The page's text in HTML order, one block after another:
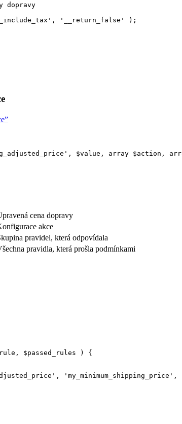
dopravy
' , ' __return_false ' );
' , $value , array $action ,
cena dopravy
akce
pravidel, která odpovídala
pravidla, která prošla podmínkami
, $passed_rules )
{
' , ' my_minimum_shipping_price ' ,